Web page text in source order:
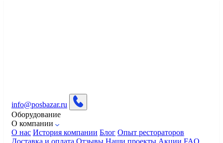
info@posbazar.ru
Оборудование
О компании
О нас История компании Блог Опыт рестораторов
Доставка и оплата Отзывы Наши проекты Акции FAQ